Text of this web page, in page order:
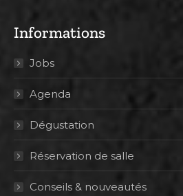
Informations
Jobs
Agenda
Dégustation
Réservation de salle
Conseils & nouveautés